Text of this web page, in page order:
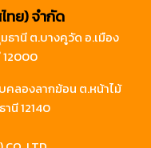
ทย) จำกัด
านี ต.บางคูวัด อ.เมือง
12000
คลองลากฆ้อน ต.หน้าไม้
นี 12140